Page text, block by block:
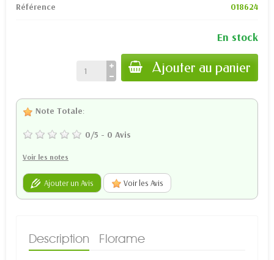
Référence 018624
En stock
Ajouter au panier
Note Totale:
0/5 - 0 Avis
Voir les notes
Ajouter un Avis Voir les Avis
Description Florame